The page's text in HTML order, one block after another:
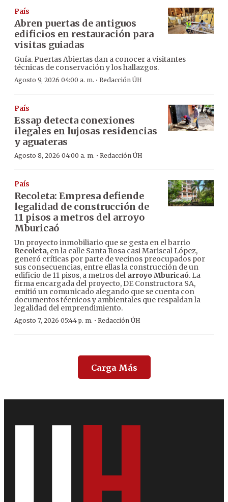
País
Abren puertas de antiguos
edificios en restauración para
visitas guiadas
Guía. Puertas Abiertas dan a conocer a visitantes
técnicas de conservación y los hallazgos.
Agosto 9, 2026 04:00 a. m. · Redacción ÚH
País
Essap detecta conexiones
ilegales en lujosas residencias
y aguateras
Agosto 8, 2026 04:00 a. m. · Redacción ÚH
País
Recoleta: Empresa defiende
legalidad de construcción de
11 pisos a metros del arroyo
Mburicaó
Un proyecto inmobiliario que se gesta en el barrio
Recoleta, en la calle Santa Rosa casi Mariscal López,
generó críticas por parte de vecinos preocupados por
sus consecuencias, entre ellas la construcción de un
edificio de 11 pisos, a metros del arroyo Mburicaó. La
firma encargada del proyecto, DE Constructora SA,
emitió un comunicado alegando que se cuenta con
documentos técnicos y ambientales que respaldan la
legalidad del emprendimiento.
Agosto 7, 2026 05:44 p. m. · Redacción ÚH
Carga Más